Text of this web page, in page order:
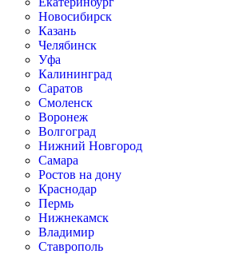
Новосибирск
Казань
Челябинск
Уфа
Калининград
Саратов
Смоленск
Воронеж
Волгоград
Нижний Новгород
Самара
Ростов на дону
Краснодар
Пермь
Нижнекамск
Владимир
Ставрополь